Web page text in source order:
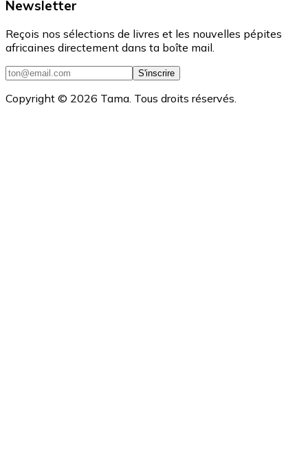
Newsletter
Reçois nos sélections de livres et les nouvelles pépites
africaines directement dans ta boîte mail.
S'inscrire
Copyright © 2026 Tama. Tous droits réservés.